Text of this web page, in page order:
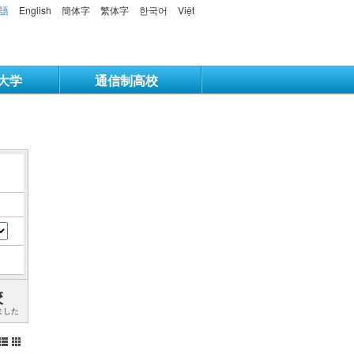
English 簡体字 繁体字 한국어 Việt
学 通信制高校
した